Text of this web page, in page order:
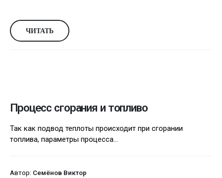
ЧИТАТЬ
Процесс сгорания и топливо
Так как подвод теплоты происходит при сгорании
топлива, параметры процесса...
Автор: Семёнов Виктор